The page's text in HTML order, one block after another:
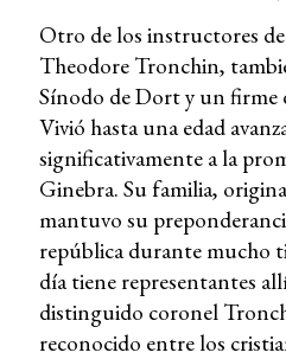
Otro de los instructores
Theodore Tronchin,
Sínodo de Dort y un firme
Vivió hasta una edad
significativamente a la
Ginebra. Su familia,
mantuvo su
república durante mucho
día tiene representantes
distinguido coronel
reconocido entre los